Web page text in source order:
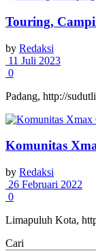
Touring,
by Redaksi
11 Juli 2023
0
Padang, http://
Komunitas
by Redaksi
26 Februari 2022
0
Limapuluh Kota,
Cari